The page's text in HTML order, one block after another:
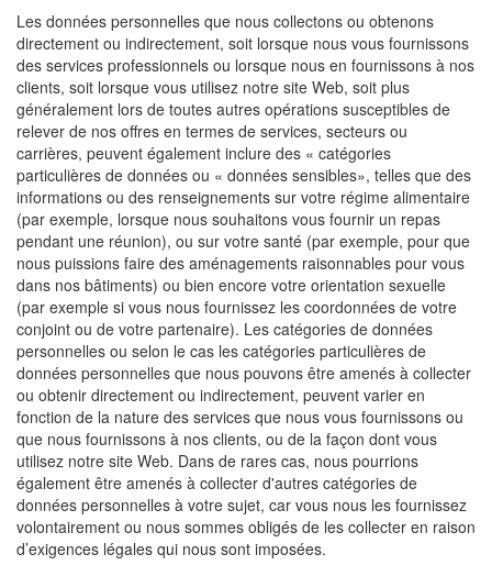
Les données personnelles que nous collectons ou obtenons
directement ou indirectement, soit lorsque nous vous fournissons
des services professionnels ou lorsque nous en fournissons à nos
clients, soit lorsque vous utilisez notre site Web, soit plus
généralement lors de toutes autres opérations susceptibles de
relever de nos offres en termes de services, secteurs ou
carrières, peuvent également inclure des « catégories
particulières de données ou « données sensibles», telles que des
informations ou des renseignements sur votre régime alimentaire
(par exemple, lorsque nous souhaitons vous fournir un repas
pendant une réunion), ou sur votre santé (par exemple, pour que
nous puissions faire des aménagements raisonnables pour vous
dans nos bâtiments) ou bien encore votre orientation sexuelle
(par exemple si vous nous fournissez les coordonnées de votre
conjoint ou de votre partenaire). Les catégories de données
personnelles ou selon le cas les catégories particulières de
données personnelles que nous pouvons être amenés à collecter
ou obtenir directement ou indirectement, peuvent varier en
fonction de la nature des services que nous vous fournissons ou
que nous fournissons à nos clients, ou de la façon dont vous
utilisez notre site Web. Dans de rares cas, nous pourrions
également être amenés à collecter d'autres catégories de
données personnelles à votre sujet, car vous nous les fournissez
volontairement ou nous sommes obligés de les collecter en raison
d’exigences légales qui nous sont imposées.